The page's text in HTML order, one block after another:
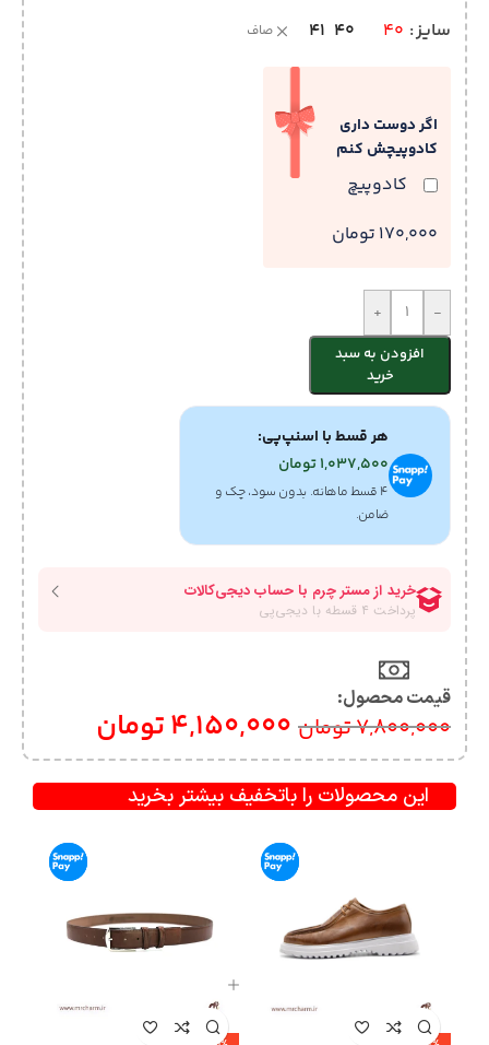
سایز 40
40
41 صاف
اگر دوست داری
کادوپیچش کنم
کادوپیچ
170,000 تومان
-
+
افزودن به سبد
خرید
هر قسط با اسنپ‌پی:
1,037,500تومان
۴ قسط ماهانه. بدون سود، چک و
ضامن.
قیمت محصول:​
7,800,000تومان 4,150,000تومان
این محصولات را باتخفیف بیشتر بخرید